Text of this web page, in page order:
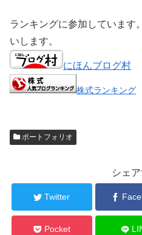
ランキングに参加しています
いします。
にほんブログ村
株式ランキング
ポートフォリオ
シェ
Twitter
Pocket